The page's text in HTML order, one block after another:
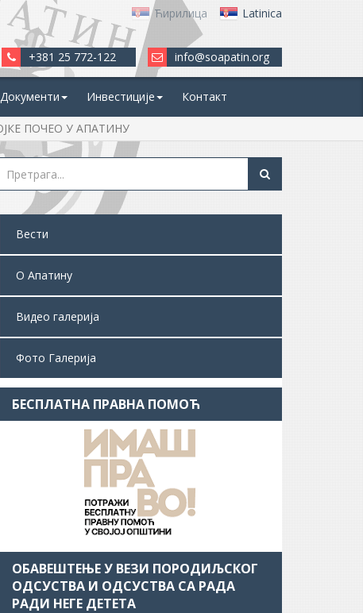
Ћирилица Latinica
+381 25 772-122 info@soapatin.org
Документи Инвестиције Контакт
ПОЧЕО У АПАТИНУ
Вести
О Апатину
Видео галерија
Фото Галерија
БЕСПЛАТНА ПРАВНА ПОМОЋ
ОБАВЕШТЕЊЕ У ВЕЗИ ПОРОДИЉСКОГ
ОДСУСТВА И ОДСУСТВА СА РАДА
РАДИ НЕГЕ ДЕТЕТА